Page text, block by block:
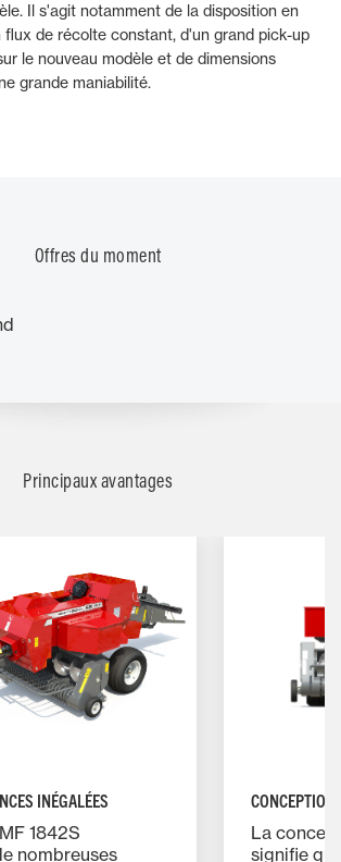
Il s'agit notamment de la disposition en
flux de récolte constant, d'un grand pick-up
le nouveau modèle et de dimensions
grande maniabilité.
Offres du moment
Principaux avantages
INÉGALÉES
1842S
nombreuses
CONCEPTION
La
signifie